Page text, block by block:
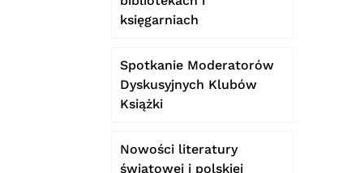
księgarniach
Spotkanie Moderatorów
Dyskusyjnych Klubów
Książki
Nowości literatury
światowej i polskiej